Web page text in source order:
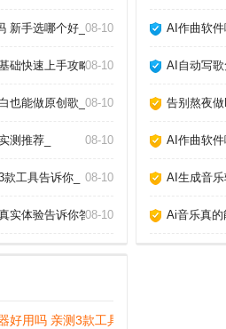
发者还是音乐爱好
乐。但面对市面上层
新手选哪个好_ 08-10
础快速上手攻略_08-10
也能做原创歌_ 08-10
测推荐_ 08-10
工具告诉你_ 08-10
实体验告诉你答案_
08-10
AI作曲软
AI自动写
告别熬夜
AI作曲软
AI生成音
Ai音乐真
好用吗 亲测3款工具告诉你_